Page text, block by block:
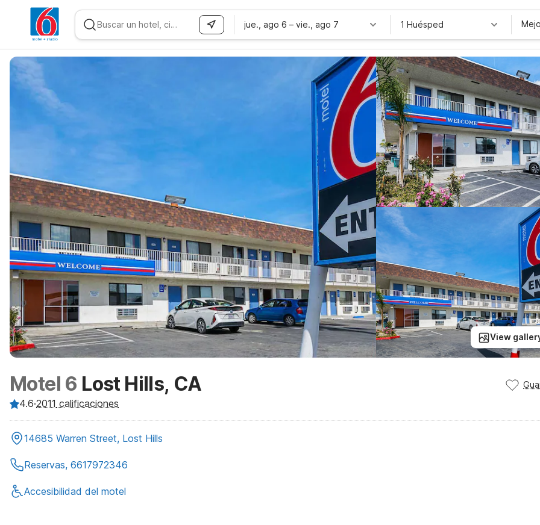
WIZARD MEMBER
jue., ago 6 – vie., ago 7 1 Huésped
View
Motel 6 Lost Hills, CA
4.6·2011 calificaciones
14685 Warren Street, Lost Hills
Reservas, 6617972346
Accesibilidad del motel